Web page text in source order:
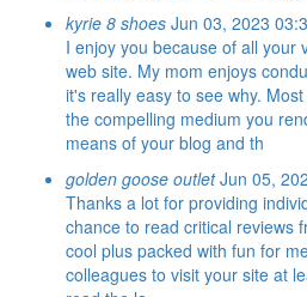
kyrie 8 shoes Jun 03, 2023
I enjoy you because of all your
web site. My mom enjoys
it's really easy to see why.
the compelling medium you
means of your blog and th
golden goose outlet Jun 05,
Thanks a lot for providing
chance to read critical reviews
cool plus packed with fun for
colleagues to visit your site at